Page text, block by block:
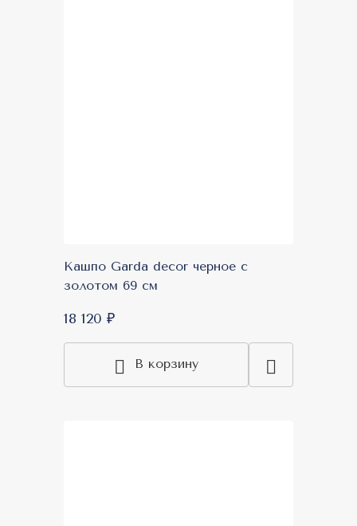
Кашпо Garda decor черное с
золотом 69 см
18 120 ₽
В корзину